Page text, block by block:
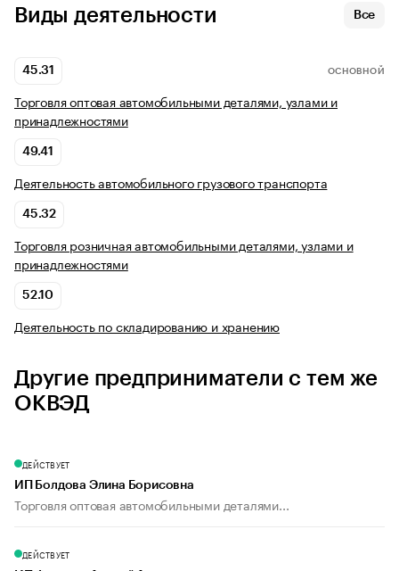
Виды деятельности Все
45.31 ОСНОВНОЙ
Торговля оптовая автомобильными деталями, узлами и
принадлежностями
49.41
Деятельность автомобильного грузового транспорта
45.32
Торговля розничная автомобильными деталями, узлами и
принадлежностями
52.10
Деятельность по складированию и хранению
Другие предприниматели с тем же
ОКВЭД
ДЕЙСТВУЕТ
ИП Болдова Элина Борисовна
Торговля оптовая автомобильными деталями...
ДЕЙСТВУЕТ